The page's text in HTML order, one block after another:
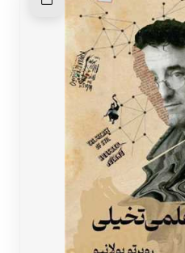
ایتالیا
روسیه
آمریکای لاتین
آلمان
ترکیه
آسیا
کشورهای اروپا
کوتاه